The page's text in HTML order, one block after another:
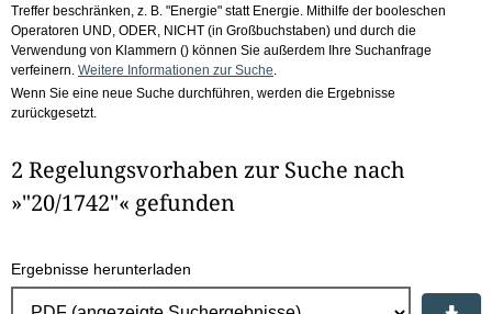
Treffer beschränken, z. B. "Energie" statt Energie. Mithilfe der booleschen
Operatoren UND, ODER, NICHT (in Großbuchstaben) und durch die
Verwendung von Klammern () können Sie außerdem Ihre Suchanfrage
verfeinern. Weitere Informationen zur Suche
Wenn Sie eine neue Suche durchführen, werden die Ergebnisse
zurückgesetzt.
2 Regelungsvorhaben zur Suche nach
»"20/1742"« gefunden
Ergebnisse herunterladen